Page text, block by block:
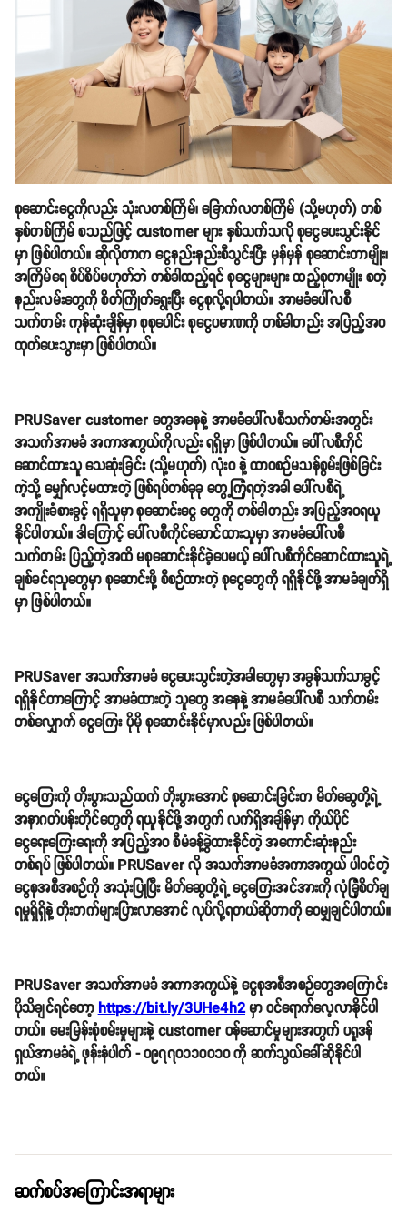
စုဆောင်းငွေကိုလည်း သုံးလတစ်ကြိမ်၊ ခြောက်လတစ်ကြိမ် (သို့မဟုတ်) တစ်
နှစ်တစ်ကြိမ် စသည်ဖြင့် customer များ နှစ်သက်သလို စုငွေပေးသွင်းနိုင်
မှာ ဖြစ်ပါတယ်။ ဆိုလိုတာက ငွေနည်းနည်းစီသွင်းပြီး မှန်မှန် စုဆောင်းတာမျိုး၊
အကြိမ်ရေ စိပ်စိပ်မဟုတ်ဘဲ တစ်ခါထည့်ရင် စုငွေများများ ထည့်စုတာမျိုး စတဲ့
နည်းလမ်းတွေကို စိတ်ကြိုက်ရွေးပြီး ငွေစုလို့ရပါတယ်။ အာမခံပေါ်လစီ
သက်တမ်း ကုန်ဆုံးချိန်မှာ စုစုပေါင်း စုငွေပမာဏကို တစ်ခါတည်း အပြည့်အဝ
ထုတ်ပေးသွားမှာ ဖြစ်ပါတယ်။
PRUSaver customer တွေအနေနဲ့ အာမခံပေါ်လစီသက်တမ်းအတွင်း
အသက်အာမခံ အကာအကွယ်ကိုလည်း ရရှိမှာ ဖြစ်ပါတယ်။ ပေါ်လစီကိုင်
ဆောင်ထားသူ သေဆုံးခြင်း (သို့မဟုတ်) လုံးဝ နဲ့ ထာဝစဉ်မသန်စွမ်းဖြစ်ခြင်း
ကဲ့သို့ မျှော်လင့်မထားတဲ့ ဖြစ်ရပ်တစ်ခုခု တွေ့ကြုံရတဲ့အခါ ပေါ်လစီရဲ့
အကျိုးခံစားခွင့် ရရှိသူမှာ စုဆောင်းငွေ တွေကို တစ်ခါတည်း အပြည့်အဝရယူ
နိုင်ပါတယ်။ ဒါကြောင့် ပေါ်လစီကိုင်ဆောင်ထားသူမှာ အာမခံပေါ်လစီ
သက်တမ်း ပြည့်တဲ့အထိ မစုဆောင်းနိုင်ခဲ့ပေမယ့် ပေါ်လစီကိုင်ဆောင်ထားသူရဲ့
ချစ်ခင်ရသူတွေမှာ စုဆောင်းဖို့ စီစဉ်ထားတဲ့ စုငွေတွေကို ရရှိနိုင်ဖို့ အာမခံချက်ရှိ
မှာ ဖြစ်ပါတယ်။
PRUSaver အသက်အာမခံ ငွေပေးသွင်းတဲ့အခါတွေမှာ အခွန်သက်သာခွင့်
ရရှိနိုင်တာကြောင့် အာမခံထားတဲ့ သူတွေ အနေနဲ့ အာမခံပေါ်လစီ သက်တမ်း
တစ်လျှောက် ငွေကြေး ပိုမို စုဆောင်းနိုင်မှာလည်း ဖြစ်ပါတယ်။
ငွေကြေးကို တိုးပွားသည်ထက် တိုးပွားအောင် စုဆောင်းခြင်းက မိတ်ဆွေတို့ရဲ့
အနာဂတ်ပန်းတိုင်တွေကို ရယူနိုင်ဖို့ အတွက် လက်ရှိအချိန်မှာ ကိုယ်ပိုင်
ငွေရေးကြေးရေးကို အပြည့်အဝ စီမံခန့်ခွဲထားနိုင်တဲ့ အကောင်းဆုံးနည်း
တစ်ရပ် ဖြစ်ပါတယ်။ PRUSaver လို အသက်အာမခံအကာအကွယ် ပါဝင်တဲ့
ငွေစုအစီအစဉ်ကို အသုံးပြုပြီး မိတ်ဆွေတို့ရဲ့ ငွေကြေးအင်အားကို လုံခြုံစိတ်ချ
ရမှုရှိရှိနဲ့ တိုးတက်များပြားလာအောင် လုပ်လို့ရတယ်ဆိုတာကို ဝေမျှချင်ပါတယ်။
PRUSaver အသက်အာမခံ အကာအကွယ်နဲ့ ငွေစုအစီအစဉ်တွေအကြောင်း
ပိုသိချင်ရင်တော့https://bit.ly/3UHe4h2မှာ ဝင်ရောက်လေ့လာနိုင်ပါ
တယ်။ မေးမြန်းစုံစမ်းမှုများနဲ့ customer ဝန်ဆောင်မှုများအတွက် ပရူဒန်
ရှယ်အာမခံရဲ့ ဖုန်းနံပါတ် - ၀၉၇၇၀၁၁၀၀၁၀ ကို ဆက်သွယ်ခေါ်ဆိုနိုင်ပါ
တယ်။
ဆက်စပ်အကြောင်းအရာများ